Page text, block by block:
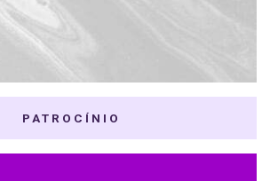
PATROCÍNIO